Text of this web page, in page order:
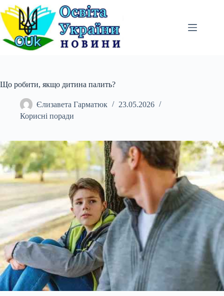
Перейти
до
вмісту
Що робити, якщо дитина палить?
Єлизавета Гарматюк
23.05.2026
Корисні поради